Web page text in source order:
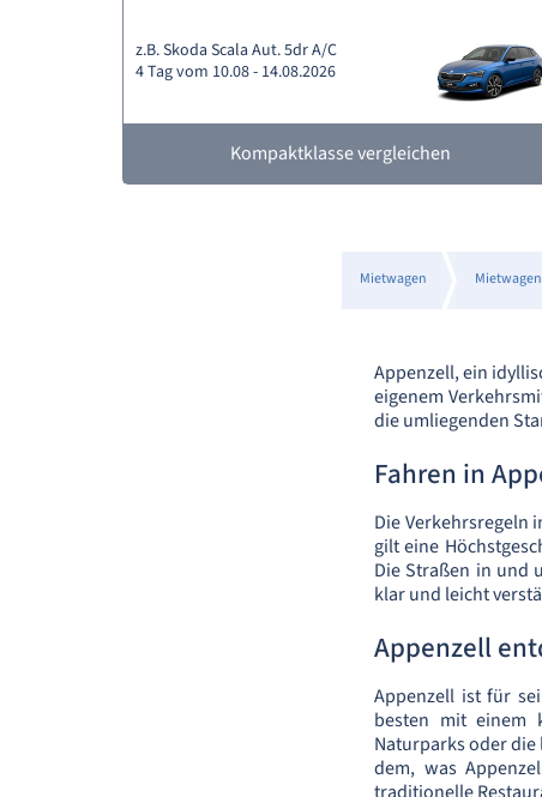
z.B. Skoda Scala Aut. 5dr A/C
4 Tag vom 10.08 - 14.08.2026
Kompaktklasse vergleichen
Mietwagen
Appenzell, ein
eigenem
die umliegenden
Fahren in
Die Verkehrsregeln
gilt eine
Die Straßen in und
klar und leicht
Appenzell
Appenzell ist für
besten mit einem
Naturparks oder die
dem, was